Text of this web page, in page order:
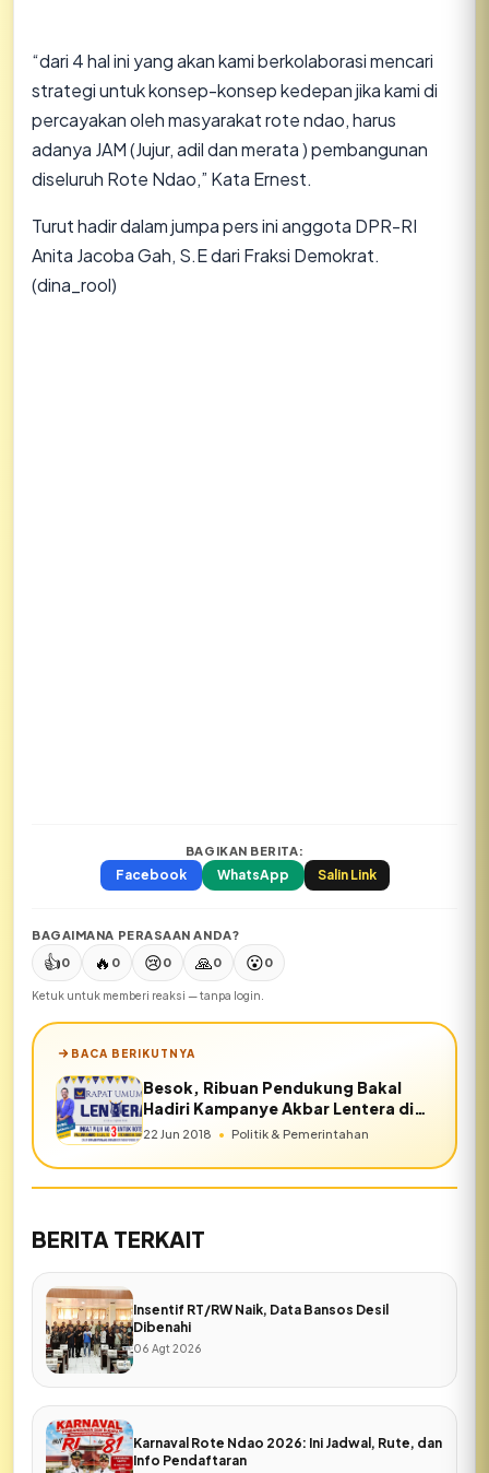
“dari 4 hal ini yang akan kami berkolaborasi mencari
strategi untuk konsep-konsep kedepan jika kami di
percayakan oleh masyarakat rote ndao, harus
adanya JAM (Jujur, adil dan merata ) pembangunan
diseluruh Rote Ndao,” Kata Ernest.
Turut hadir dalam jumpa pers ini anggota DPR-RI
Anita Jacoba Gah, S.E dari Fraksi Demokrat.
(dina_rool)
BAGIKAN BERITA:
Facebook WhatsApp Salin Link
BAGAIMANA PERASAAN ANDA?
👍0 🔥 0 😢0 🙏0 😮0
Ketuk untuk memberi reaksi — tanpa login.
BACA BERIKUTNYA
Besok, Ribuan Pendukung Bakal
Hadiri Kampanye Akbar Lentera di
Oelua
22 Jun 2018 • Politik & Pemerintahan
BERITA TERKAIT
Insentif RT/RW Naik, Data Bansos Desil
Dibenahi
06 Agt 2026
Karnaval Rote Ndao 2026: Ini Jadwal, Rute, dan
Info Pendaftaran